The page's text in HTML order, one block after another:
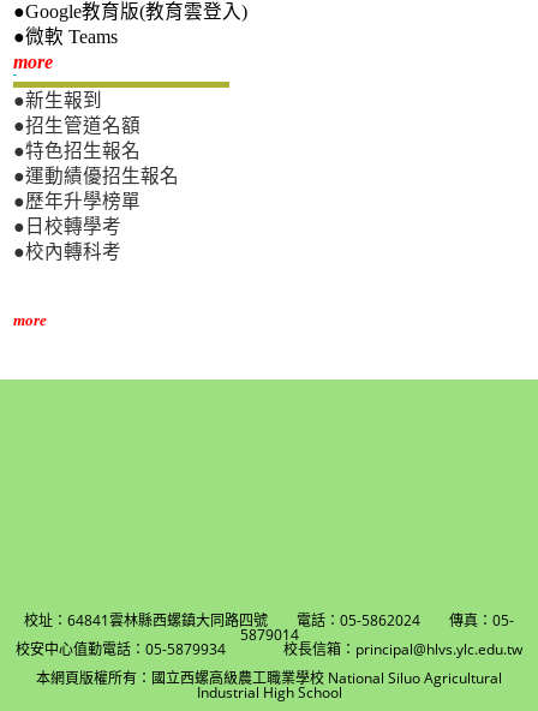
●Google教育版(教育雲登入)
●微軟 Teams
more新生專區
●新生報到
●招生管道名額
●特色招生報名
●運動績優招生報名
●歷年升學榜單
●日校轉學考
●校內轉科考
more
校址：64841雲林縣西螺鎮大同路四號 電話：05-5862024 傳真：05-
5879014
校安中心值勤電話：05-5879934 校長信箱：principal@hlvs.ylc.edu.tw
本網頁版權所有：國立西螺高級農工職業學校 National Siluo Agricultural
Industrial High School